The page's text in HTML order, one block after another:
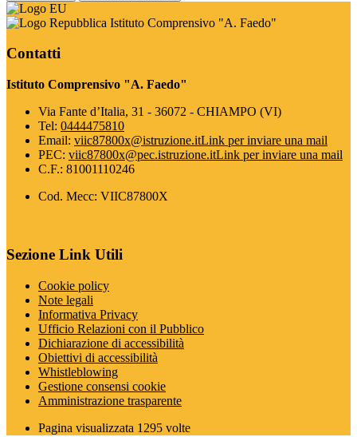
Istituto Comprensivo "A. Faedo"
Contatti
Istituto Comprensivo "A. Faedo"
Via Fante d’Italia, 31 - 36072 - CHIAMPO (VI)
Tel: 0444475810
Email: viic87800x@istruzione.itLink per inviare una mail
PEC: viic87800x@pec.istruzione.itLink per inviare una mail
C.F.: 81001110246
Cod. Mecc: VIIC87800X
Sezione Link Utili
Cookie policy
Note legali
Informativa Privacy
Ufficio Relazioni con il Pubblico
Dichiarazione di accessibilità
Obiettivi di accessibilità
Whistleblowing
Gestione consensi cookie
Amministrazione trasparente
Pagina visualizzata 1295 volte